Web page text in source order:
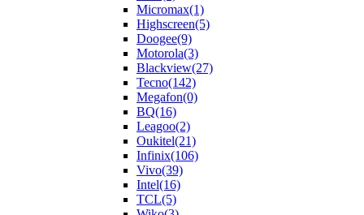
Micromax(1)
Highscreen(5)
Doogee(9)
Motorola(3)
Blackview(27)
Tecno(142)
Megafon(0)
BQ(16)
Leagoo(2)
Oukitel(21)
Infinix(106)
Vivo(39)
Intel(16)
TCL(5)